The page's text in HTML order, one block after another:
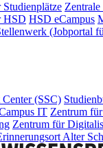
HSD HSD eCampus
(Jobportal
Center (SSC)
IT Zentrum
Zentrum für
Alter